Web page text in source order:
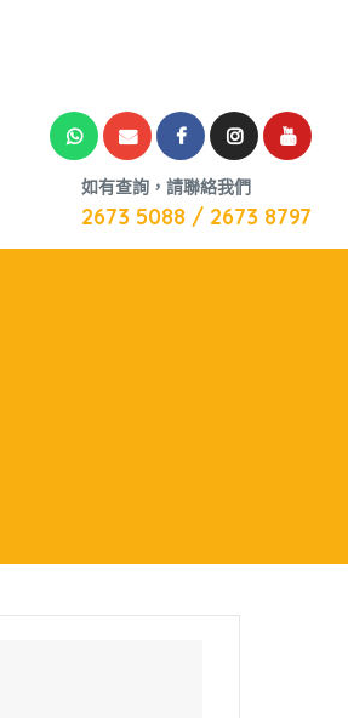
如有查詢，請聯絡我們
2673 5088 / 2673 8797